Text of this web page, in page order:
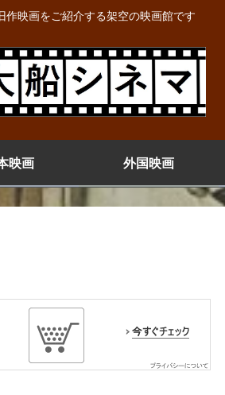
作映画をご紹介する架空の映画館です
映画 外国映画